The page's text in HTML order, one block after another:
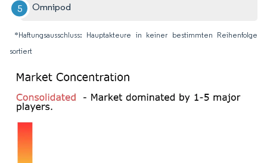
Omnipod
*Haftungsausschluss: Hauptakteure in keiner bestimmten Reihenfolge
sortiert